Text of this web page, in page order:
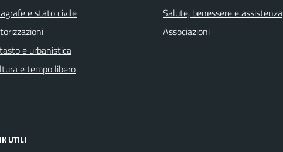
e stato civile
e urbanistica
e tempo libero
Salute, benessere e assistenza
Associazioni
UTILI